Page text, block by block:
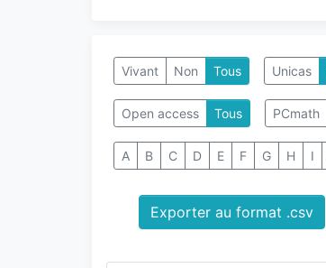
Vivant Non Tous Unicas
Open access Tous PCmath
A B C D E F G H I
Exporter au format .csv